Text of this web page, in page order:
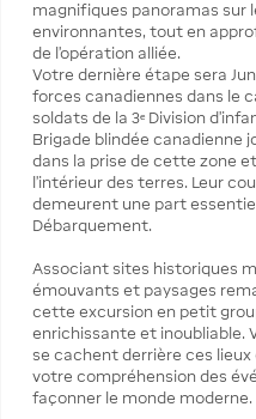
magnifiques panoramas sur
environnantes, tout en
de l’opération alliée.
Votre dernière étape sera
forces canadiennes dans le
soldats de la 3ᵉ Division
Brigade blindée canadienne
dans la prise de cette zone
l’intérieur des terres. Leur
demeurent une part
Débarquement.
Associant sites historiques
émouvants et paysages
cette excursion en petit
enrichissante et inoubliable.
se cachent derrière ces
votre compréhension des
façonner le monde moderne.